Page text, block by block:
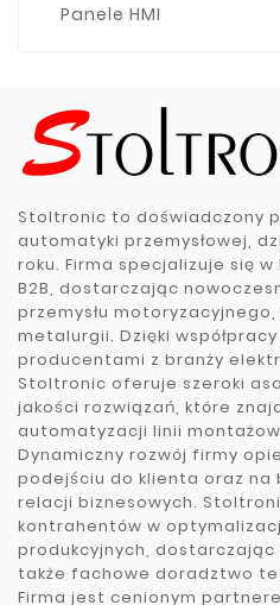
Panele HMI
Stoltronic to doświadczony
automatyki przemysłowej,
roku. Firma specjalizuje się
B2B, dostarczając
przemysłu
metalurgii. Dzięki
producentami z branży
Stoltronic oferuje szeroki
jakości rozwiązań, które
automatyzacji linii
Dynamiczny rozwój firmy
podejściu do klienta oraz na
relacji biznesowych.
kontrahentów w
produkcyjnych,
także fachowe doradztwo
Firma jest cenionym